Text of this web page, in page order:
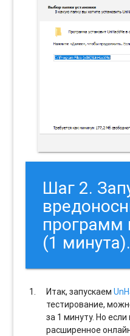
Шаг 2.
программ
(1 минута).
Итак, запускаем
тестирование,
за 1 минуту. Но
расширенное